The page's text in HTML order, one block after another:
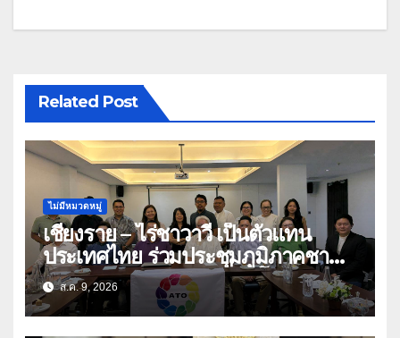
Related Post
ไม่มีหมวดหมู่
เชียงราย – ไร่ชาวาวี เป็นตัวแทน
ประเทศไทย ร่วมประชุมภูมิภาคชา
อาเซียน ATO 2026 ที่อินโดนีเซีย
หารืออนาคตอุตสาหกรรมชา
ท่ามกลางความท้าทายโลก
ส.ค. 9, 2026